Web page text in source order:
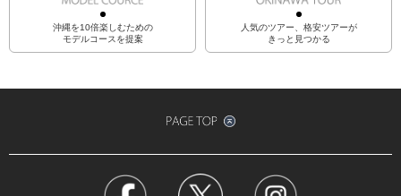
沖縄を10倍楽しむための
モデルコースを提案
人気のツアー、格安ツアーが
きっと見つかる